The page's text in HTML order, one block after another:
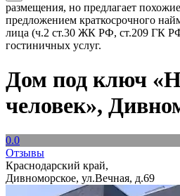
размещения, но предлагает
предложением краткосрочного
лица (ч.2 ст.30 ЖК РФ, ст.209 ГК
гостиничных услуг.
Дом под ключ
человек»,
0.0
Отзывы
Краснодарский край,
Дивноморское, ул.Вечная, д.69